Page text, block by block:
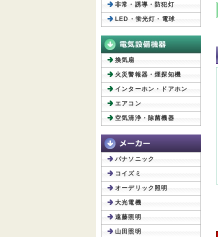
非常・誘導・防犯灯
LED・蛍光灯・電球
換気扇
火災警報器・煙探知機
インターホン・ドアホン
エアコン
空気清浄・除菌機器
パナソニック
コイズミ
オーデリック照明
大光電機
遠藤照明
山田照明